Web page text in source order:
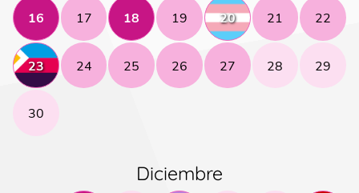
16 17 18 19 20 21 22
23 24 25 26 27 28 29
30
Diciembre